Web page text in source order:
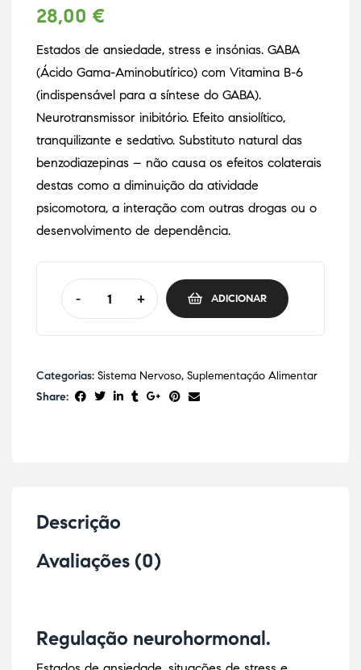
28,00 €
Estados de ansiedade, stress e insónias. GABA
(Ácido Gama-Aminobutírico) com Vitamina B-6
(indispensável para a síntese do GABA).
Neurotransmissor inibitório. Efeito ansiolítico,
tranquilizante e sedativo. Substituto natural das
benzodiazepinas – não causa os efeitos colaterais
destas como a diminuição da atividade
psicomotora, a interação com outras drogas ou o
desenvolvimento de dependência.
- + ADICIONAR
Categorias: Sistema Nervoso, Suplementação Alimentar
Share:
Descrição
Avaliações (0)
Regulação neurohormonal.